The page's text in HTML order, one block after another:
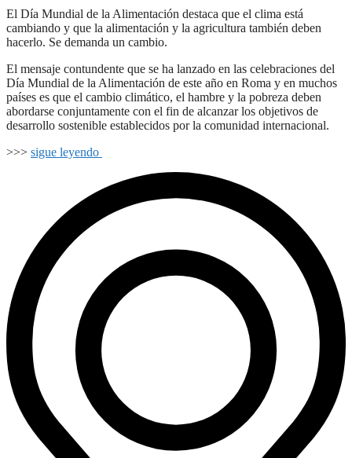
El Día Mundial de la Alimentación destaca que el clima está
cambiando y que la alimentación y la agricultura también deben
hacerlo. Se demanda un cambio.
El mensaje contundente que se ha lanzado en las celebraciones del
Día Mundial de la Alimentación de este año en Roma y en muchos
países es que el cambio climático, el hambre y la pobreza deben
abordarse conjuntamente con el fin de alcanzar los objetivos de
desarrollo sostenible establecidos por la comunidad internacional.
>>> sigue leyendo